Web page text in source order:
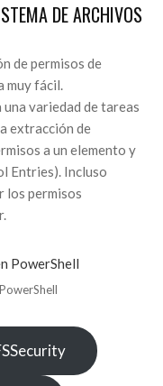
DE ARCHIVOS
de permisos de
muy fácil.
variedad de tareas
extracción de
a un elemento y
Entries). Incluso
los permisos